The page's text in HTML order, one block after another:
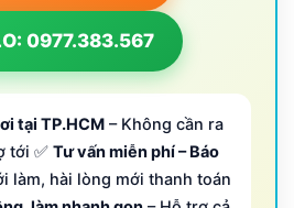
0977.383.567
tại TP.HCM – Không cần ra
tới ✅ Tư vấn miễn phí – Báo
làm, hài lòng mới thanh toán